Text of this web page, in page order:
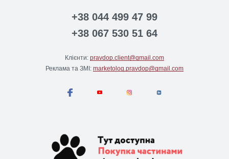
+38 044 499 47 99
+38 067 530 51 64
Клієнти: pravdop.client@gmail.com
Реклама та ЗМІ: marketolog.pravdop@gmail.com